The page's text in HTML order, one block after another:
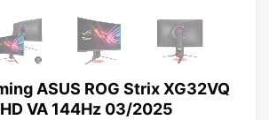
ASUS ROG Strix XG32VQ
VA 144Hz 03/2025